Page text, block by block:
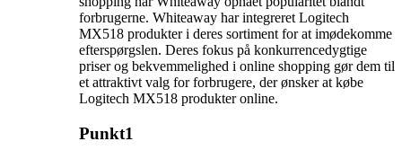
forbrugerne. Whiteaway har integreret Logitech
MX518 produkter i deres sortiment for at imødekomme
efterspørgslen. Deres fokus på konkurrencedygtige
priser og bekvemmelighed i online shopping gør dem til
et attraktivt valg for forbrugere, der ønsker at købe
Logitech MX518 produkter online.
Punkt1